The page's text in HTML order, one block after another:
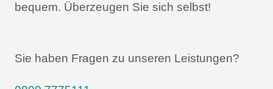
bequem. Überzeugen Sie sich selbst!
Sie haben Fragen zu unseren Leistungen?